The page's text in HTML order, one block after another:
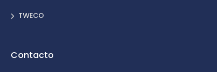
TWECO
Contacto